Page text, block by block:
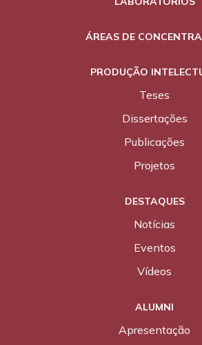
ÁREAS DE
PRODUÇÃO
Teses
Dissertações
Publicações
Projetos
DESTAQUES
Notícias
Eventos
Vídeos
ALUMNI
Apresentação